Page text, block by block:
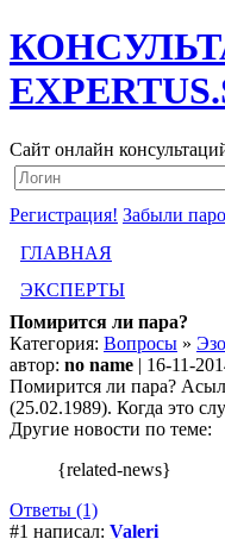
Сайт онлайн
Регистрация! Забыли
ГЛАВНАЯ
ЭКСПЕРТЫ
Помирится ли пара?
Категория: Вопросы »
автор: no name | 16-11-
Помирится ли пара?
(25.02.1989). Когда это
Другие новости по теме:
{related-news}
Ответы (1)
#1 написал: Valeri